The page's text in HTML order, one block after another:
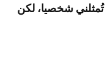
شخصيا، لكن